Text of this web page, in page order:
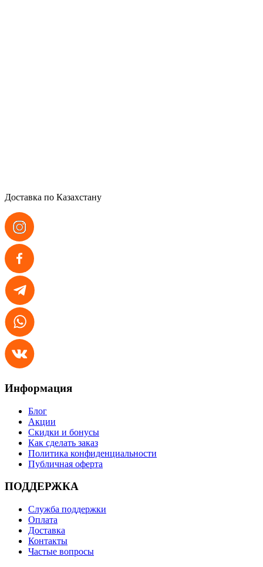
Доставка по Казахстану
Информация
Блог
Акции
Скидки и бонусы
Как сделать заказ
Политика конфиденциальности
Публичная оферта
ПОДДЕРЖКА
Служба поддержки
Оплата
Доставка
Контакты
Частые вопросы